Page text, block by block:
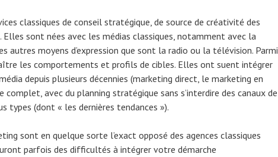
classiques de conseil stratégique, de source de créativité des
sont nées avec les médias classiques, notamment avec la
autres moyens d’expression que sont la radio ou la télévision. Parmi
les comportements et profils de cibles. Elles ont suent intégrer
depuis plusieurs décennies (marketing direct, le marketing en
avec du planning stratégique sans s’interdire des canaux de
types (dont « les dernières tendances »).
sont en quelque sorte l’exact opposé des agences classiques
parfois des difficultés à intégrer votre démarche